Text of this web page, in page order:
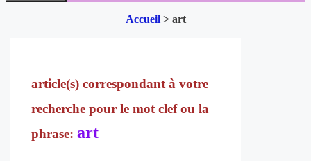
Accueil> art
art